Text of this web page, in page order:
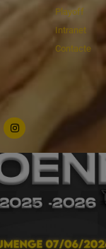
Playoff
Intranet
Contacte